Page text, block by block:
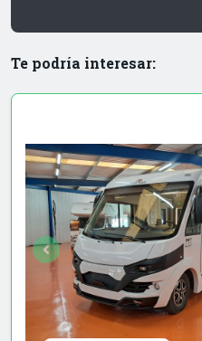
Te podría interesar: